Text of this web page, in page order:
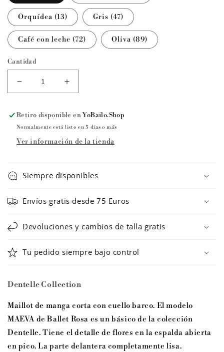
Orquídea (13) Gris (47)
Café con leche (72) Oliva (89)
Cantidad
Reducir
cantidad
Maillot
de
ballet
Rosa
Aumentar
cantidad
Maillot
de
ballet
Ballet
Rosa
Retiro disponible enYoBailo.Shop
Normalmente está listo en 5 días o más
Ver información de la tienda
Siempre disponibles
Envíos gratis desde 75 Euros
Devoluciones y cambios de talla gratis
Tu pedido siempre bajo control
Dentelle Collection
Maillot de manga corta con cuello barco. El modelo
MAEVA de Ballet Rosa es un básico de la colección
Dentelle. Tiene el detalle de flores en la espalda abierta
en pico. La parte delantera completamente lisa.